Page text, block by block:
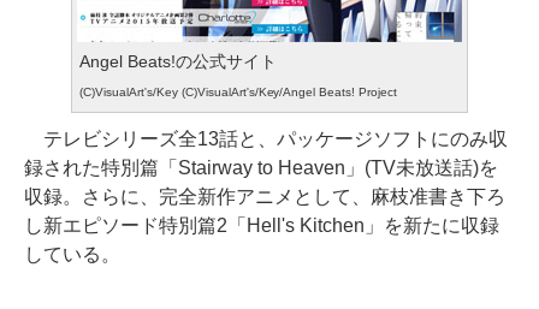
Angel Beats!の公式サイト
(C)VisualArt's/Key (C)VisualArt's/Key/Angel Beats! Project
テレビシリーズ全13話と、パッケージソフトにのみ収
録された特別篇「Stairway to Heaven」(TV未放送話)を
収録。さらに、完全新作アニメとして、麻枝准書き下ろ
し新エピソード特別篇2「Hell's Kitchen」を新たに収録
している。